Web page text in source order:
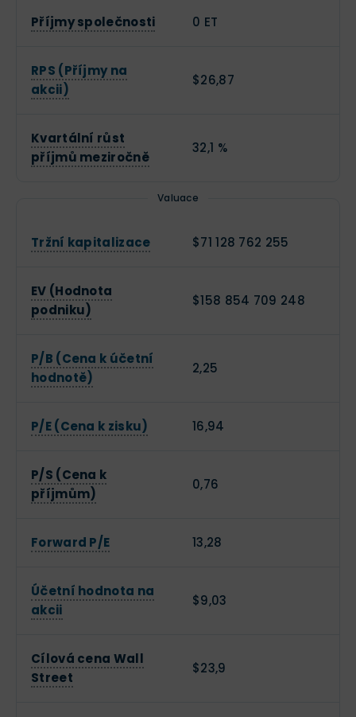
Příjmy společnosti 0 ET
RPS (Příjmy na
akcii)
$26,87
Kvartální růst
příjmů meziročně
32,1 %
Valuace
Tržní kapitalizace $71 128 762 255
EV (Hodnota
podniku)
$158 854 709 248
P/B (Cena k účetní
hodnotě)
2,25
P/E (Cena k zisku) 16,94
P/S (Cena k
příjmům)
0,76
Forward P/E 13,28
Účetní hodnota na
akcii
$9,03
Cílová cena Wall
Street
$23,9